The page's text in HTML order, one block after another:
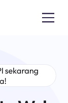
sekarang